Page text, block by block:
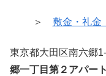
＞ 敷金・礼金
東京都大田区南六郷
郷一丁目第２アパート